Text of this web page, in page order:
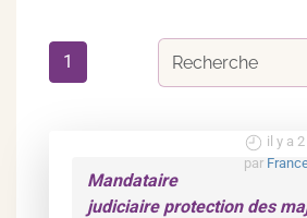
1
il y a
par
Mandataire
judiciaire protection des